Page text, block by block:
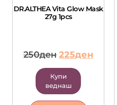
DR.ALTHEA Vita Glow Mask
27g 1pcs
250ден 225ден
Купи
веднаш